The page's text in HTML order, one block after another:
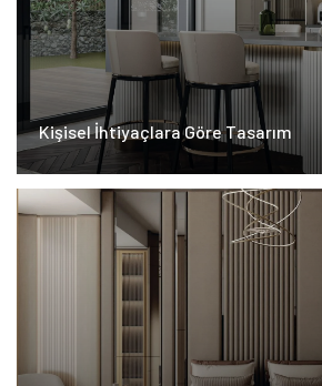
Kişisel İhtiyaçlara Göre Tasarım